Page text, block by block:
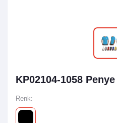
KP02104-1058
Renk: